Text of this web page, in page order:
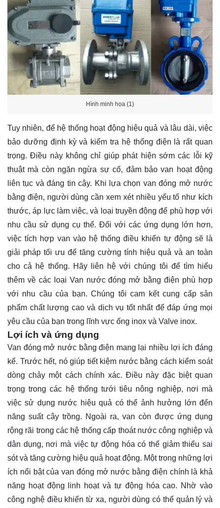
Hình minh họa (1)
Tuy nhiên, để hệ thống hoạt động hiệu quả và lâu dài, việc
bảo dưỡng định kỳ và kiểm tra hệ thống điện là rất quan
trọng. Điều này không chỉ giúp phát hiện sớm các lỗi kỹ
thuật mà còn ngăn ngừa sự cố, đảm bảo van hoạt động
liên tục và đáng tin cậy. Khi lựa chọn van đóng mở nước
bằng điện, người dùng cần xem xét nhiều yếu tố như kích
thước, áp lực làm việc, và loại truyền động để phù hợp với
nhu cầu sử dụng cụ thể. Đối với các ứng dụng lớn hơn,
việc tích hợp van vào hệ thống điều khiển tự động sẽ là
giải pháp tối ưu để tăng cường tính hiệu quả và an toàn
cho cả hệ thống. Hãy
liên hệ với chúng tôi để tìm hiểu
thêm về các loại Van nước đóng mở bằng điện phù hợp
với nhu cầu của bạn. Chúng tôi cam kết cung cấp sản
phẩm chất lượng cao và dịch vụ tốt nhất để đáp ứng mọi
yêu cầu của bạn trong lĩnh vực ống inox và Valve inox.
Lợi ích và ứng dụng
Van đóng mở nước bằng điện mang lại nhiều lợi ích đáng
kể. Trước hết, nó giúp tiết kiệm nước bằng cách kiểm soát
dòng chảy một cách chính xác. Điều này đặc biệt quan
trọng trong các hệ thống tưới tiêu nông nghiệp, nơi mà
việc sử dụng nước hiệu quả có thể ảnh hưởng lớn đến
năng suất cây trồng. Ngoài ra, van còn được ứng dụng
rộng rãi trong các hệ thống cấp thoát nước công nghiệp và
dân dụng, nơi mà việc tự động hóa có thể giảm thiểu sai
sót và tăng cường hiệu quả hoạt động. Một trong những lợi
ích nổi bật của van đóng mở nước bằng điện chính là khả
năng hoạt động linh hoạt và tự động hóa cao. Nhờ vào
công nghệ điều khiển từ xa, người dùng có thể quản lý và